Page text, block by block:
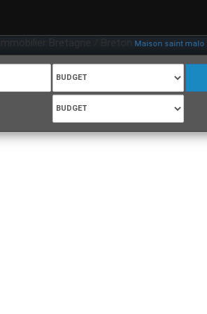
Bretagne / Breton Maison saint malo ,